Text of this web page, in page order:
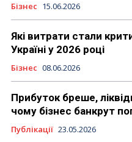
Бізнес 15.06.2026
Які витрати стали
Україні у 2026 році
Бізнес 08.06.2026
Прибуток бреше,
чому бізнес банкрут
Публікації 23.05.2026